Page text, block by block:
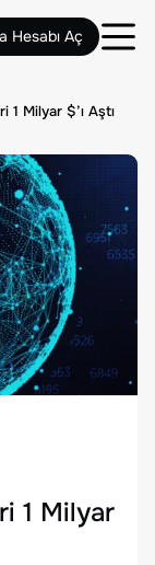
Hesabı Aç
1 Milyar $’ı Aştı
1 Milyar